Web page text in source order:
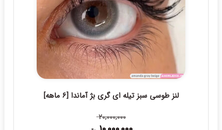
لنز طوسی سبز تیله ای گری بژ آماندا [6 ماهه]
20,000,000